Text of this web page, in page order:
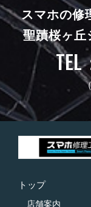
スマホの修
聖蹟桜ヶ丘
トップ
店舗案内